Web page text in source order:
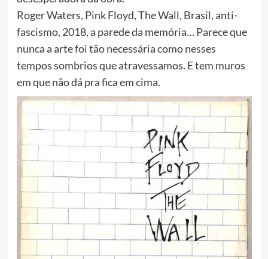
Roger Waters, Pink Floyd, The Wall, Brasil, anti-
fascismo, 2018, a parede da memória… Parece que
nunca a arte foi tão necessária como nesses
tempos sombrios que atravessamos. E tem muros
em que não dá pra fica em cima.